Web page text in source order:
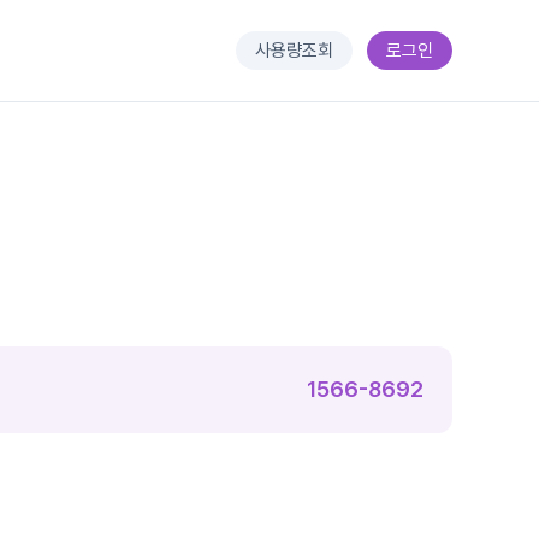
사용량조회 로그인
1566-8692